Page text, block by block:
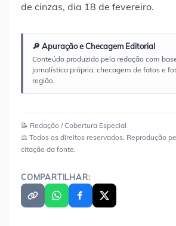
de cinzas, dia 18 de fevereiro.
🔎 Apuração e Checagem Editorial
Conteúdo produzido pela redação com
jornalística própria, checagem de fatos e
região.
📝 Redação / Cobertura Especial
⚖️ Todos os direitos reservados. Reprodução
citação da fonte.
COMPARTILHAR: